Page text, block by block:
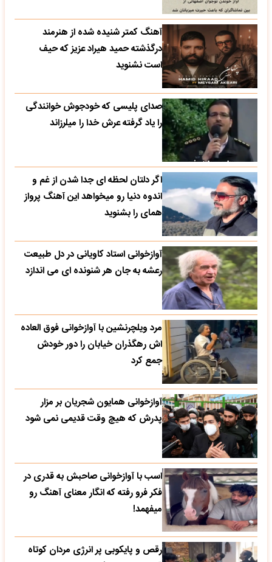
آهنگ کمتر شنیده شده از هنرمند
درگذشته حمید هیراد عزیز که حیف
است نشنوید
صدای پلیسی که خودجوش خوانندگی
را یاد گرفته عرش خدا را میلرزاند
اگر دلتان لحظه ای جدا شدن از غم و
اندوه دنیا رو میخواهد این آهنگ پرواز
همای را بشنوید
آوازخوانی استاد کاویانی در دل طبیعت
رعشه به جان هر شنونده ای می اندازد
مرد ویلچرنشین با آوازخوانی فوق العاده
اش رهگذران خیابان را دور خودش
جمع کرد
آوازخوانی همایون شجریان بر مزار
پدرش که هیچ وقت قدیمی نمی شود
اسب با آوازخوانی صاحبش به قدری در
فکر فرو رفته که انگار معنای آهنگ رو
میفهمد!
رقص و پایکوبی پر انرژی مردان کوتاه